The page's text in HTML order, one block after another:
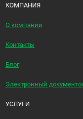
КОМПАНИЯ
О компании
Контакты
Блог
Электронный
УСЛУГИ